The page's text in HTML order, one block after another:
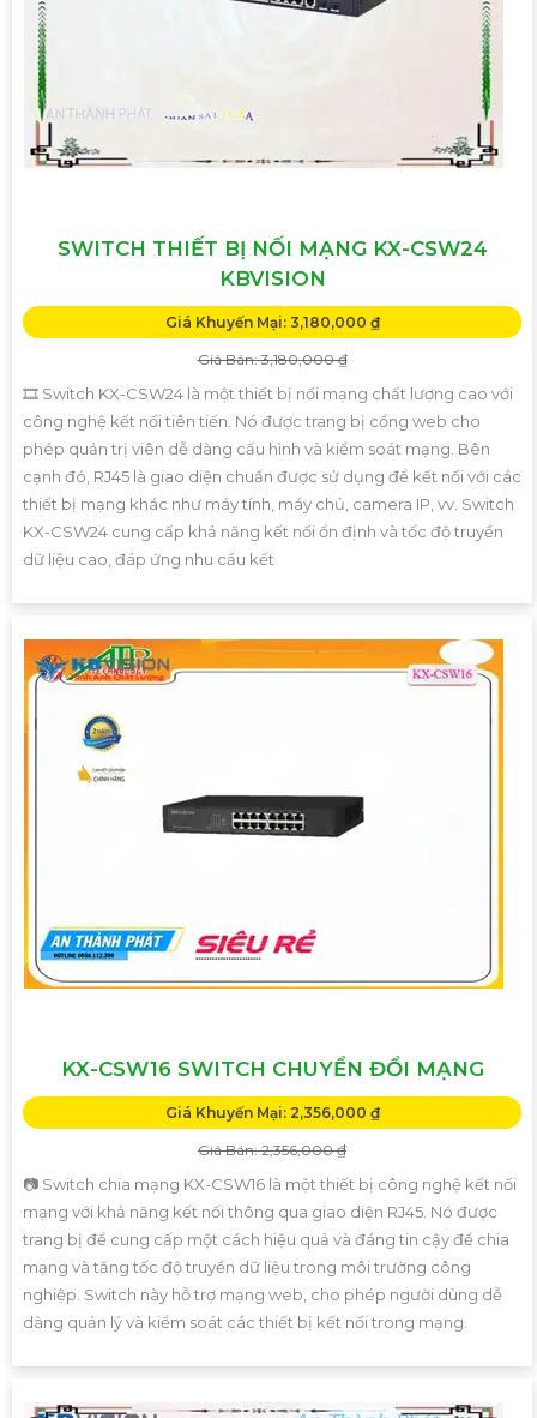
SWITCH THIẾT BỊ NỐI MẠNG KX-CSW24
KBVISION
Giá Khuyến Mại: 3,180,000 ₫
Giá Bán: 3,180,000 ₫
🎞 Switch KX-CSW24 là một thiết bị nối mạng chất lượng cao với
công nghệ kết nối tiên tiến. Nó được trang bị cổng web cho
phép quản trị viên dễ dàng cấu hình và kiểm soát mạng. Bên
cạnh đó, RJ45 là giao diện chuẩn được sử dụng để kết nối với các
thiết bị mạng khác như máy tính, máy chủ, camera IP, vv. Switch
KX-CSW24 cung cấp khả năng kết nối ổn định và tốc độ truyền
dữ liệu cao, đáp ứng nhu cầu kết
KX-CSW16 SWITCH CHUYỂN ĐỔI MẠNG
Giá Khuyến Mại: 2,356,000 ₫
Giá Bán: 2,356,000 ₫
📷 Switch chia mạng KX-CSW16 là một thiết bị công nghệ kết nối
mạng với khả năng kết nối thông qua giao diện RJ45. Nó được
trang bị để cung cấp một cách hiệu quả và đáng tin cậy để chia
mạng và tăng tốc độ truyền dữ liệu trong môi trường công
nghiệp. Switch này hỗ trợ mạng web, cho phép người dùng dễ
dàng quản lý và kiểm soát các thiết bị kết nối trong mạng.